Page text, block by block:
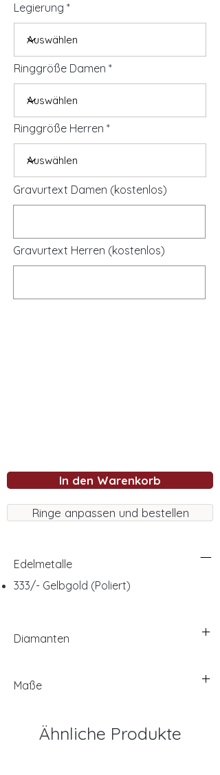
Legierung
Ringgröße Damen
Ringgröße Herren
Gravurtext Damen (kostenlos)
Gravurtext Herren (kostenlos)
In den Warenkorb
Ringe anpassen und bestellen
Edelmetalle
333/- Gelbgold (Poliert)
Diamanten
Maße
Ähnliche Produkte